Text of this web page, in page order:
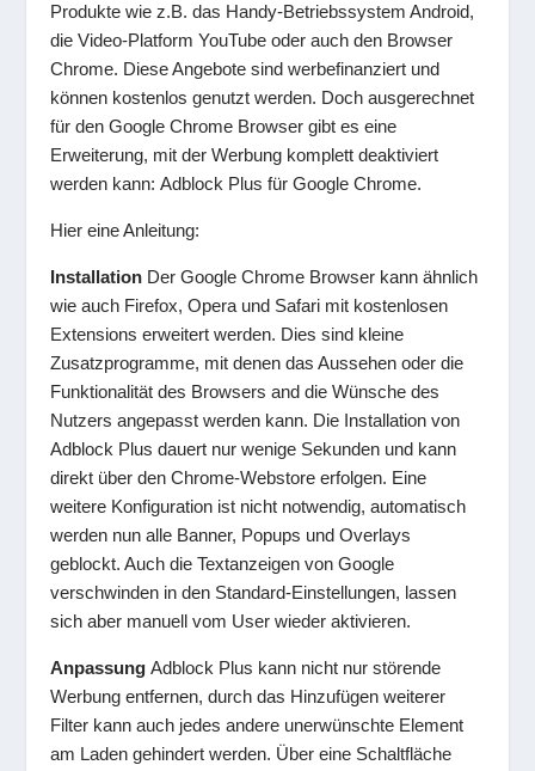
Produkte wie z.B. das Handy-Betriebssystem Android,
die Video-Platform YouTube oder auch den Browser
Chrome. Diese Angebote sind werbefinanziert und
können kostenlos genutzt werden. Doch ausgerechnet
für den Google Chrome Browser gibt es eine
Erweiterung, mit der Werbung komplett deaktiviert
werden kann: Adblock Plus für Google Chrome.
Hier eine Anleitung:
Installation Der Google Chrome Browser kann ähnlich
wie auch Firefox, Opera und Safari mit kostenlosen
Extensions erweitert werden. Dies sind kleine
Zusatzprogramme, mit denen das Aussehen oder die
Funktionalität des Browsers and die Wünsche des
Nutzers angepasst werden kann. Die Installation von
Adblock Plus dauert nur wenige Sekunden und kann
direkt über den Chrome-Webstore erfolgen. Eine
weitere Konfiguration ist nicht notwendig, automatisch
werden nun alle Banner, Popups und Overlays
geblockt. Auch die Textanzeigen von Google
verschwinden in den Standard-Einstellungen, lassen
sich aber manuell vom User wieder aktivieren.
Anpassung Adblock Plus kann nicht nur störende
Werbung entfernen, durch das Hinzufügen weiterer
Filter kann auch jedes andere unerwünschte Element
am Laden gehindert werden. Über eine Schaltfläche